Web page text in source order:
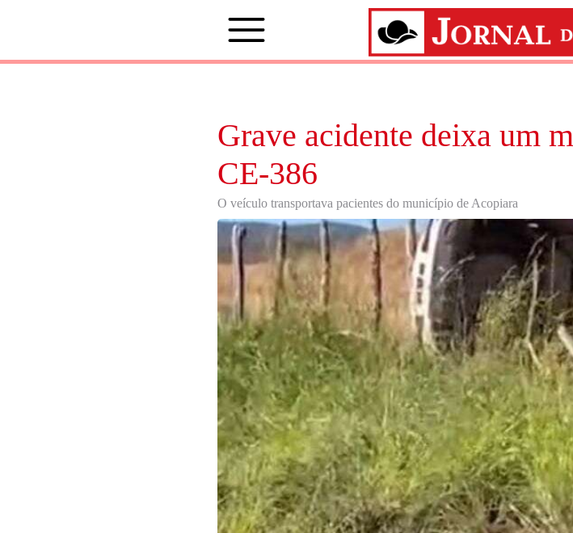
Grave acidente deixa um
CE-386
O veículo transportava pacientes do município de Acopiara